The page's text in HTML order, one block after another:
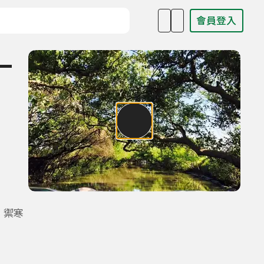
會員登入
禦寒